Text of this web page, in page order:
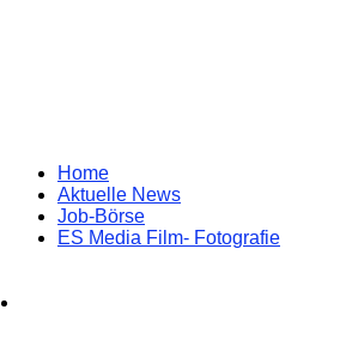
Zum
Inhalt
springen
Home
Aktuelle News
Job-Börse
ES Media Film- Fotografie